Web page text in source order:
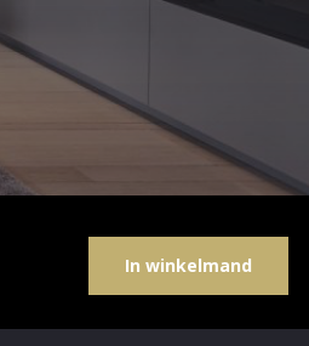
In winkelmand